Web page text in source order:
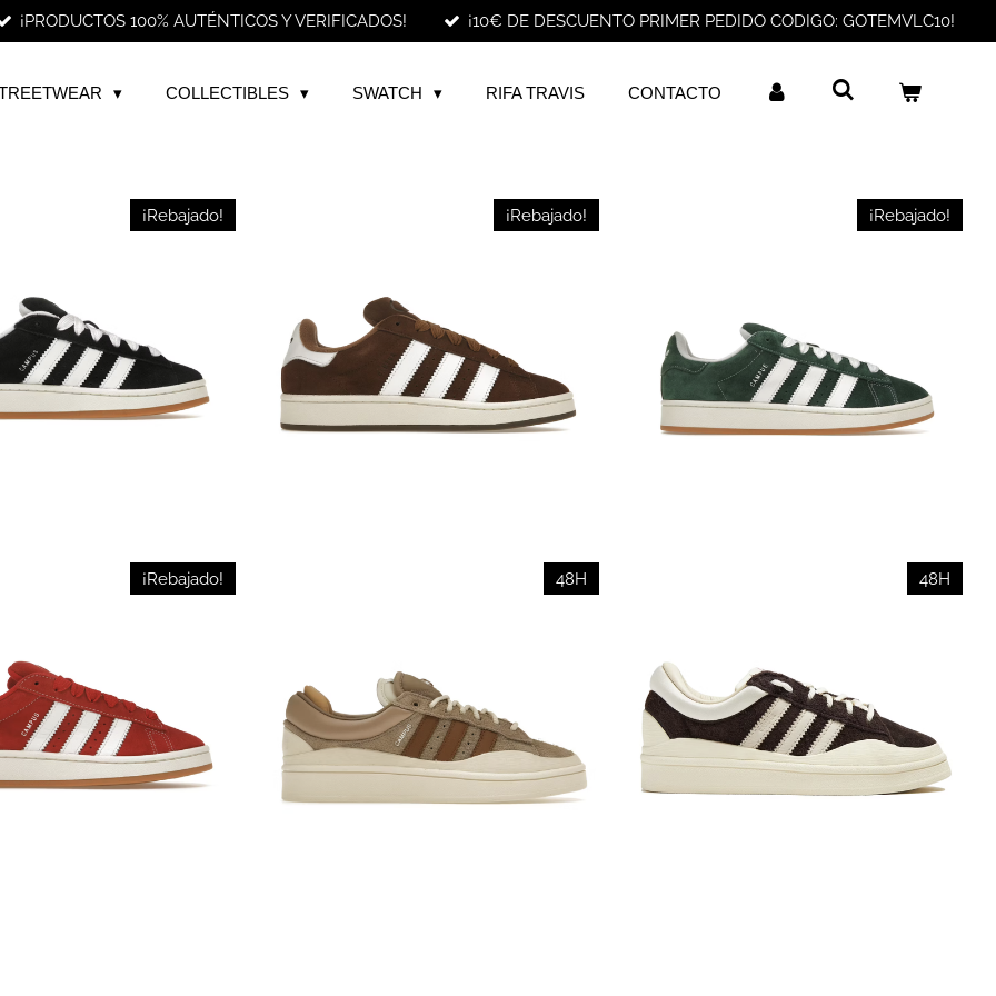
¡PRODUCTOS 100% AUTÉNTICOS Y VERIFICADOS! ¡10€ DE DESCUENTO PRIMER PEDIDO CODIGO: GOTEMVLC10!
COLLECTIBLES SWATCH RIFA TRAVIS CONTACTO
¡Rebajado! ¡Rebajado! ¡Rebajado!
¡Rebajado! 48H 48H